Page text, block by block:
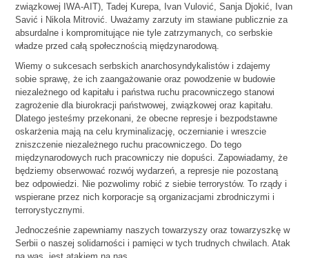
związkowej IWA-AIT), Tadej Kurepa, Ivan Vulović, Sanja Djokić, Ivan
Savić i Nikola Mitrović. Uważamy zarzuty im stawiane publicznie za
absurdalne i kompromitujące nie tyle zatrzymanych, co serbskie
władze przed całą społecznością międzynarodową.
Wiemy o sukcesach serbskich anarchosyndykalistów i zdajemy
sobie sprawę, że ich zaangażowanie oraz powodzenie w budowie
niezależnego od kapitału i państwa ruchu pracowniczego stanowi
zagrożenie dla biurokracji państwowej, związkowej oraz kapitału.
Dlatego jesteśmy przekonani, że obecne represje i bezpodstawne
oskarżenia mają na celu kryminalizację, oczernianie i wreszcie
zniszczenie niezależnego ruchu pracowniczego. Do tego
międzynarodowych ruch pracowniczy nie dopuści. Zapowiadamy, że
będziemy obserwować rozwój wydarzeń, a represje nie pozostaną
bez odpowiedzi. Nie pozwolimy robić z siebie terrorystów. To rządy i
wspierane przez nich korporacje są organizacjami zbrodniczymi i
terrorystycznymi.
Jednocześnie zapewniamy naszych towarzyszy oraz towarzyszkę w
Serbii o naszej solidarności i pamięci w tych trudnych chwilach. Atak
na was, jest atakiem na nas.